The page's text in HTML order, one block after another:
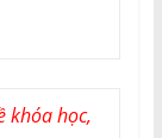
khóa học,